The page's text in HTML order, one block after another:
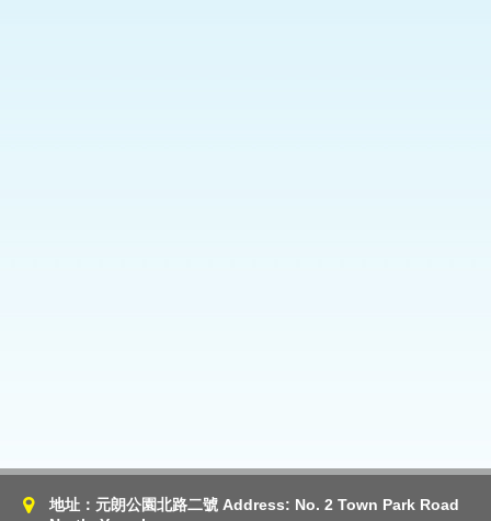
地址：元朗公園北路二號 Address: No. 2 Town Park Road